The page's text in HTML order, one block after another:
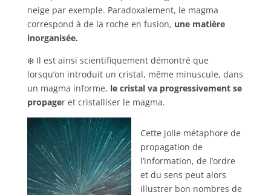
neige par exemple. Paradoxalement, le magma
correspond à de la roche en fusion, une matière
inorganisée.
❄️ Il est ainsi scientifiquement démontré que
lorsqu’on introduit un cristal, même minuscule, dans
un magma informe, le cristal va progressivement se
propager et cristalliser le magma.
Cette jolie métaphore de
propagation de
l’information, de l’ordre
et du sens peut alors
illustrer bon nombres de